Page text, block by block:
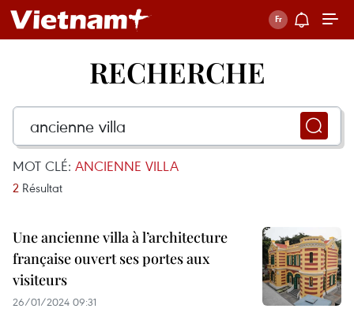
RECHERCHE
MOT CLÉ: ANCIENNE VILLA
2 Résultat
Une ancienne villa à l’architecture
française ouvert ses portes aux
visiteurs
26/01/2024 09:31